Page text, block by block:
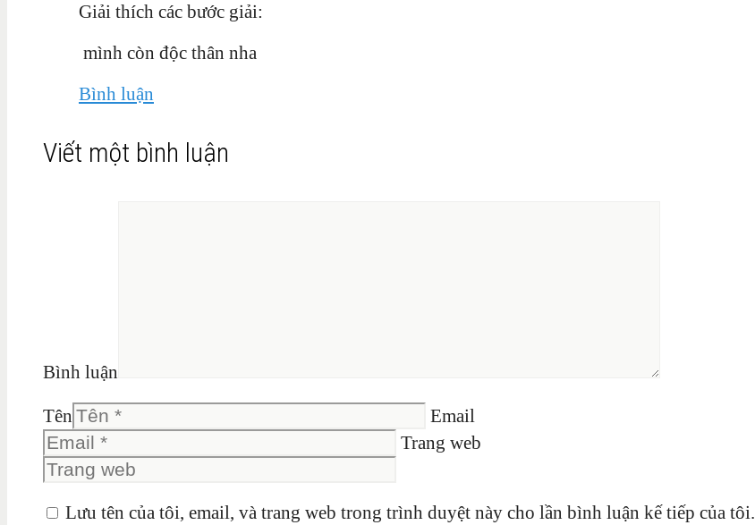
Giải thích các bước giải:
mình còn độc thân nha
Bình luận
Viết một bình luận
Bình luận
Tên
Email
Trang web
Lưu tên của tôi, email, và trang web trong trình duyệt này cho lần bình luận kế tiếp của tôi.